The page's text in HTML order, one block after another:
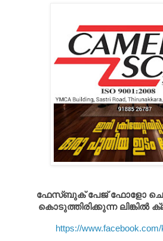
ഫേസ്ബുക് പേജ് ഫോളോ
കൊടുത്തിരിക്കുന്ന ലിങ്കിൽ
https://